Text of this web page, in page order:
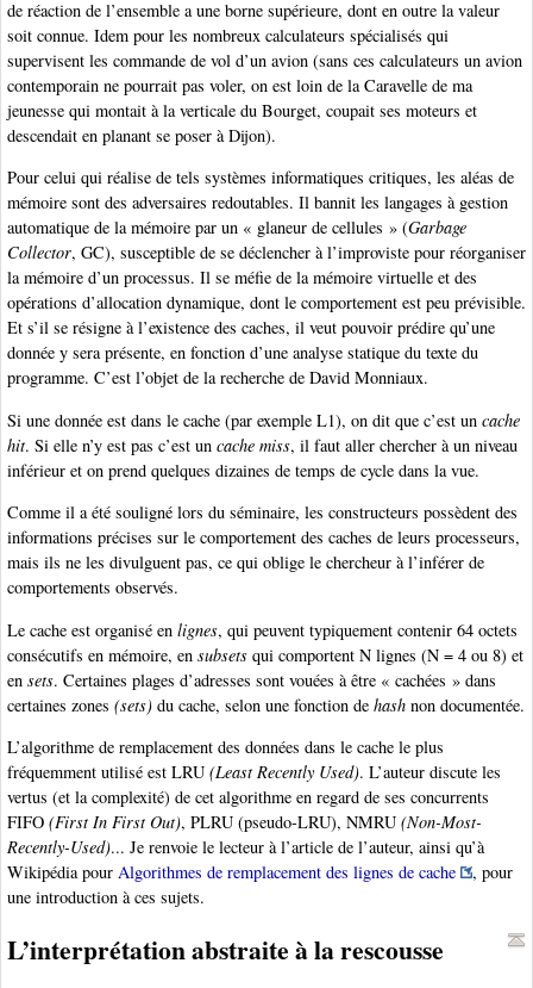
de réaction de l’ensemble a une borne supérieure, dont en outre la valeur
soit connue. Idem pour les nombreux calculateurs spécialisés qui
supervisent les commande de vol d’un avion (sans ces calculateurs un avion
contemporain ne pourrait pas voler, on est loin de la Caravelle de ma
jeunesse qui montait à la verticale du Bourget, coupait ses moteurs et
descendait en planant se poser à Dijon).
Pour celui qui réalise de tels systèmes informatiques critiques, les aléas de
mémoire sont des adversaires redoutables. Il bannit les langages à gestion
automatique de la mémoire par un « glaneur de cellules » (Garbage
Collector, GC), susceptible de se déclencher à l’improviste pour réorganiser
la mémoire d’un processus. Il se méfie de la mémoire virtuelle et des
opérations d’allocation dynamique, dont le comportement est peu prévisible.
Et s’il se résigne à l’existence des caches, il veut pouvoir prédire qu’une
donnée y sera présente, en fonction d’une analyse statique du texte du
programme. C’est l’objet de la recherche de David Monniaux.
Si une donnée est dans le cache (par exemple L1), on dit que c’est un cache
hit. Si elle n’y est pas c’est un cache miss, il faut aller chercher à un niveau
inférieur et on prend quelques dizaines de temps de cycle dans la vue.
Comme il a été souligné lors du séminaire, les constructeurs possèdent des
informations précises sur le comportement des caches de leurs processeurs,
mais ils ne les divulguent pas, ce qui oblige le chercheur à l’inférer de
comportements observés.
Le cache est organisé en lignes, qui peuvent typiquement contenir 64 octets
consécutifs en mémoire, en subsets qui comportent N lignes (N = 4 ou 8) et
en sets. Certaines plages d’adresses sont vouées à être « cachées » dans
certaines zones (sets) du cache, selon une fonction de hash non documentée.
L’algorithme de remplacement des données dans le cache le plus
fréquemment utilisé est LRU (Least Recently Used). L’auteur discute les
vertus (et la complexité) de cet algorithme en regard de ses concurrents
FIFO (First In First Out), PLRU (pseudo-LRU), NMRU (Non-Most-
Recently-Used)... Je renvoie le lecteur à l’article de l’auteur, ainsi qu’à
Wikipédia pour Algorithmes de remplacement des lignes de cache
, pour
une introduction à ces sujets.
L’interprétation abstraite à la rescousse